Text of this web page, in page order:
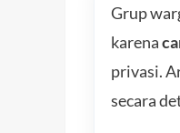
Grup
karena
privasi.
secara